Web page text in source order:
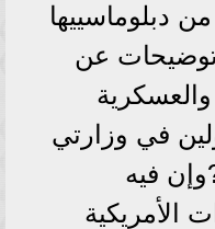
دبلوماسييها
توضيحات عن
والعسكرية
في وزارتي
فيه
الأمريكية